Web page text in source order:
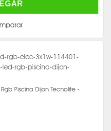
Piscina Dijon Tecnolite -